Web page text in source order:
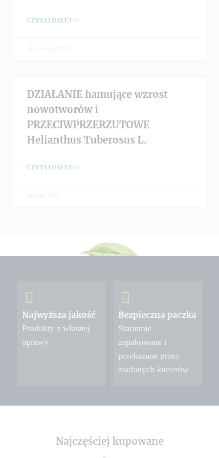
CZYTAJ DALEJ >>
24 czerwca, 2024
DZIAŁANIE hamujące wzrost
nowotworów i
PRZECIWPRZERZUTOWE
Helianthus Tuberosus L.
CZYTAJ DALEJ >>
30 maja, 2024
Najwyższa jakość
Produkty z własnej
uprawy
Bezpieczna paczka
Starannie
zapakowane i
przekazane przez
zaufanych kurierów
Najczęściej kupowane